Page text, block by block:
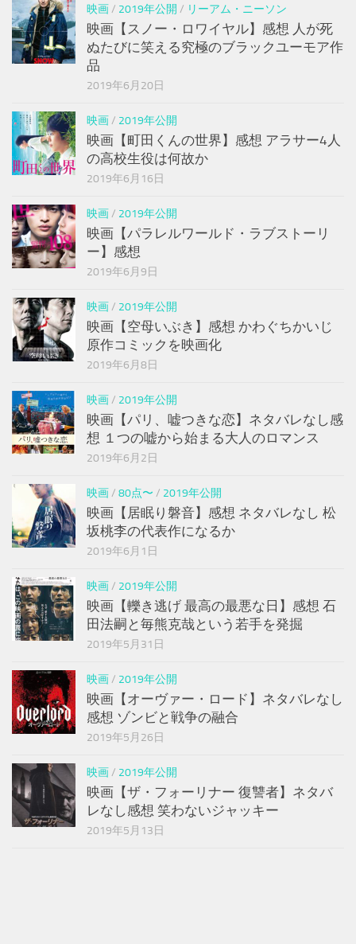
映画/ 2019年公開 / リーアム・ニーソン
映画【スノー・ロワイヤル】感想 人が死
ぬたびに笑える究極のブラックユーモア作
品
2019年6月20日
映画/ 2019年公開
映画【町田くんの世界】感想 アラサー4人
の高校生役は何故か
2019年6月16日
映画/ 2019年公開
映画【パラレルワールド・ラブストーリ
ー】感想
2019年6月9日
映画/ 2019年公開
映画【空母いぶき】感想 かわぐちかいじ
原作コミックを映画化
2019年6月8日
映画/ 2019年公開
映画【パリ、嘘つきな恋】ネタバレなし感
想 １つの嘘から始まる大人のロマンス
2019年6月2日
映画/ 80点〜 / 2019年公開
映画【居眠り磐音】感想 ネタバレなし 松
坂桃李の代表作になるか
2019年6月1日
映画/ 2019年公開
映画【轢き逃げ 最高の最悪な日】感想 石
田法嗣と毎熊克哉という若手を発掘
2019年5月31日
映画/ 2019年公開
映画【オーヴァー・ロード】ネタバレなし
感想 ゾンビと戦争の融合
2019年5月26日
映画/ 2019年公開
映画【ザ・フォーリナー 復讐者】ネタバ
レなし感想 笑わないジャッキー
2019年5月13日